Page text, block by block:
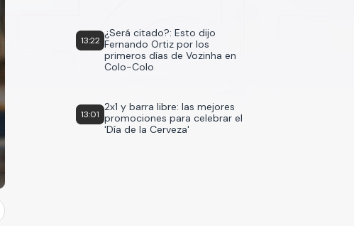
13:22
¿Será citado?: Esto dijo
Fernando Ortiz por los
primeros días de Vozinha en
Colo-Colo
13:01
2x1 y barra libre: las mejores
promociones para celebrar el
'Día de la Cerveza'